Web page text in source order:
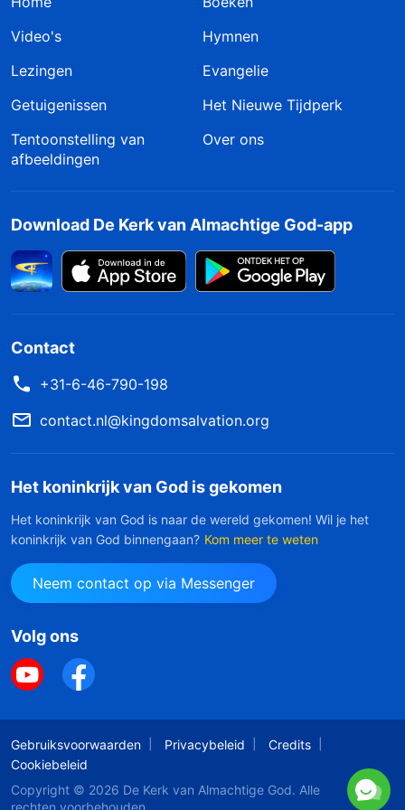
Video's
Hymnen
Lezingen
Evangelie
Getuigenissen
Het Nieuwe Tijdperk
Tentoonstelling van
afbeeldingen
Over ons
Download De Kerk van Almachtige God-app
Contact
+31-6-46-790-198
contact.nl@kingdomsalvation.org
Het koninkrijk van God is gekomen
Het koninkrijk van God is naar de wereld gekomen! Wil je het
koninkrijk van God binnengaan? Kom meer te weten
Neem contact op via Messenger
Volg ons
Gebruiksvoorwaarden Privacybeleid
Credits
Cookiebeleid
Copyright © 2026 De Kerk van Almachtige God. Alle
rechten voorbehouden.